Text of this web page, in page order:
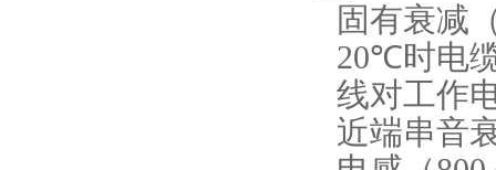
固有衰减
20℃时电
线对工作
近端串音